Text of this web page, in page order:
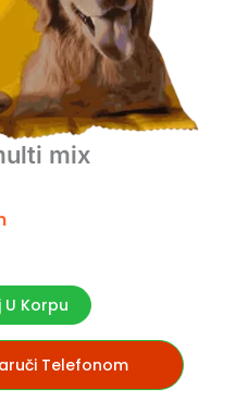
mix
U Korpu
Telefonom